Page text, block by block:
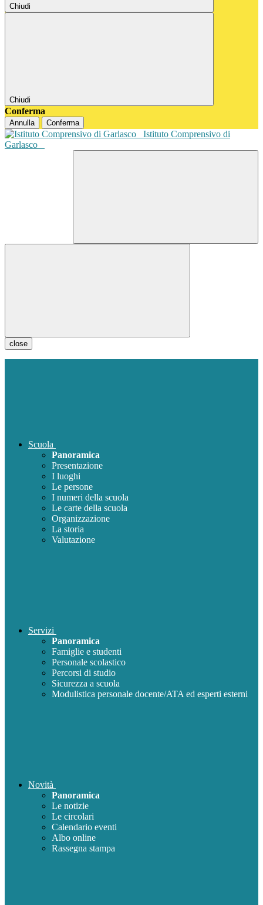
Chiudi
Chiudi
Conferma
Annulla Conferma
Istituto Comprensivo di
Garlasco
close
Scuola
Panoramica
Presentazione
I luoghi
Le persone
I numeri della scuola
Le carte della scuola
Organizzazione
La storia
Valutazione
Servizi
Panoramica
Famiglie e studenti
Personale scolastico
Percorsi di studio
Sicurezza a scuola
Modulistica personale docente/ATA ed esperti esterni
Novità
Panoramica
Le notizie
Le circolari
Calendario eventi
Albo online
Rassegna stampa